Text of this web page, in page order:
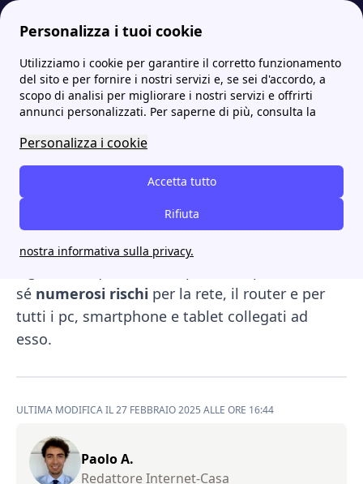
Personalizza i tuoi cookie
Utilizziamo i cookie per garantire il corretto funzionamento
del sito e per fornire i nostri servizi e, se sei d'accordo, a
scopo di analisi per migliorare i nostri servizi e offrirti
annunci personalizzati. Per saperne di più, consulta la
Personalizza i cookie
Accetta tutto
Rifiuta
nostra informativa sulla privacy.
Internet Casa Cosa significa WiFi, cos'è e come funziona? Cambiare password modem e condividerla
Cambiare password
modem e condividerla
password di un modem Wi-Fi
una procedura semplice. Molto spesso si
sottovalutano le problematiche di una rete
intasata da dispositivi a noi sconosciuti.
sé numerosi rischi per la rete, il router e per
tutti i pc, smartphone e tablet collegati ad
esso.
ULTIMA MODIFICA IL 27 FEBBRAIO 2025 ALLE ORE 16:44
Paolo A.
Redattore Internet-Casa